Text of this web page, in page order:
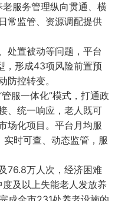
服务管理纵向贯通、横
常监管、资源调配提供
处置被动等问题，平台
，形成43项风险前置预
防控转变。
服一体化”模式，打通政
、统一响应，老人既可
场化项目。平台月均服
时可查、动态监管，服
76.8万人次，经济困难
及以上失能老人发放养